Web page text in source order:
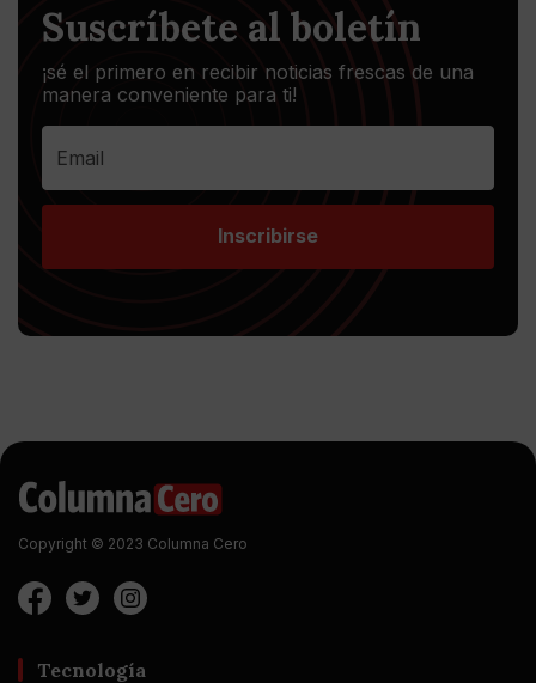
Suscríbete al boletín
¡sé el primero en recibir noticias frescas de una
manera conveniente para ti!
Inscribirse
Copyright © 2023 Columna Cero
Tecnología